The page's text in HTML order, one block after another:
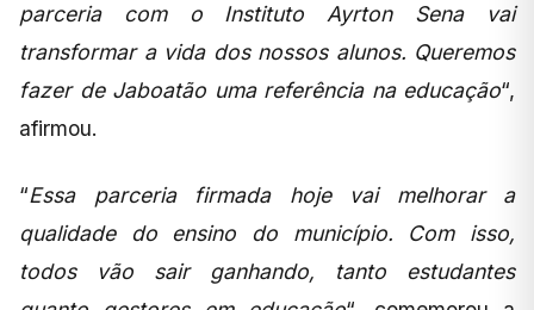
parceria com o Instituto Ayrton Sena vai
transformar a vida dos nossos alunos. Queremos
fazer de Jaboatão uma referência na educação“,
afirmou.
“Essa parceria firmada hoje vai melhorar a
qualidade do ensino do município. Com isso,
todos vão sair ganhando, tanto estudantes